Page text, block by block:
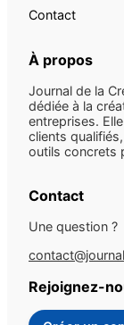
Contact
À propos
Journal de la
dédiée à la
entreprises.
clients
outils concrets
Contact
Une question ?
Rejoignez-